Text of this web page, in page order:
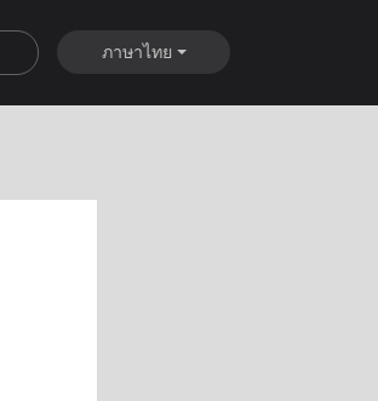
ภาษาไทย